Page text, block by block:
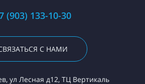
(903) 133-10-30
С НАМИ
ул Лесная д12, ТЦ Вертикаль